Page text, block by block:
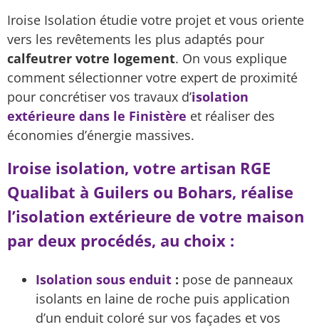
Iroise Isolation étudie votre projet et vous oriente
vers les revêtements les plus adaptés pour
calfeutrer votre logement. On vous explique
comment sélectionner votre expert de proximité
pour concrétiser vos travaux d’isolation
extérieure dans le Finistère et réaliser des
économies d’énergie massives.
Iroise isolation, votre artisan RGE
Qualibat à Guilers ou Bohars, réalise
l’isolation extérieure de votre maison
par deux procédés, au choix :
Isolation sous enduit : pose de panneaux
isolants en laine de roche puis application
d’un enduit coloré sur vos façades et vos